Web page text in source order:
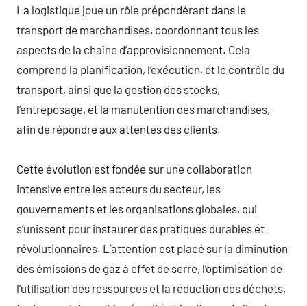
La logistique joue un rôle prépondérant dans le
transport de marchandises, coordonnant tous les
aspects de la chaîne d’approvisionnement. Cela
comprend la planification, l’exécution, et le contrôle du
transport, ainsi que la gestion des stocks,
l’entreposage, et la manutention des marchandises,
afin de répondre aux attentes des clients.
Cette évolution est fondée sur une collaboration
intensive entre les acteurs du secteur, les
gouvernements et les organisations globales, qui
s’unissent pour instaurer des pratiques durables et
révolutionnaires. L’attention est placé sur la diminution
des émissions de gaz à effet de serre, l’optimisation de
l’utilisation des ressources et la réduction des déchets,